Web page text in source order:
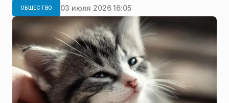
ОБЩЕСТВО 03 июля 2026 16:05